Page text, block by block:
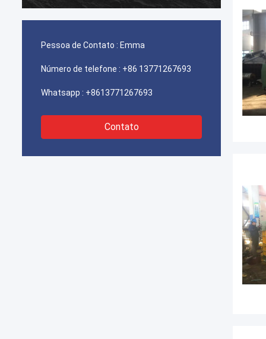
Pessoa de Contato : Emma
Número de telefone : +86 13771267693
Whatsapp : +8613771267693
Contato